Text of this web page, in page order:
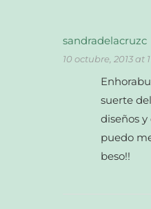
sandradelacruzc
10 octubre, 2013 at
suerte
diseños y
puedo
beso!!